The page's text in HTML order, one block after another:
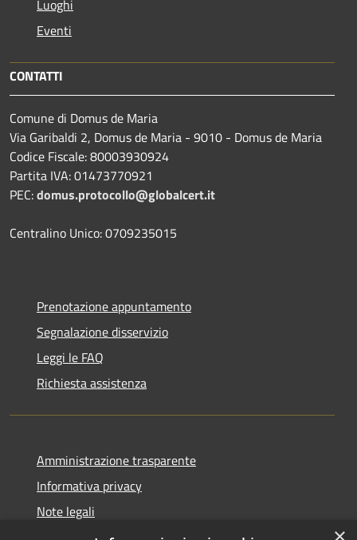
Luoghi
Eventi
CONTATTI
Comune di Domus de Maria
Via Garibaldi 2, Domus de Maria - 9010 - Domus de Maria
Codice Fiscale: 80003930924
Partita IVA: 01473770921
PEC:domus.protocollo@globalcert.it
Centralino Unico: 0709235015
Prenotazione appuntamento
Segnalazione disservizio
Leggi le FAQ
Richiesta assistenza
Amministrazione trasparente
Informativa privacy
Note legali